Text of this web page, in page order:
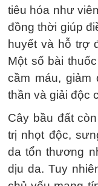
tiêu hóa như
đồng thời giúp
huyết và hỗ trợ
Một số bài
cầm máu, giảm
thần và giải độc
Cây bầu đất
trị nhọt độc,
da tổn thương
dịu da. Tuy